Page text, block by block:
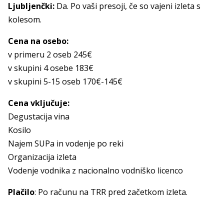
Ljubljenčki: Da. Po vaši presoji, če so vajeni izleta s
kolesom.
Cena na osebo:
v primeru 2 oseb 245€
v skupini 4 osebe 183€
v skupini 5-15 oseb 170€-145€
Cena vključuje:
Degustacija vina
Kosilo
Najem SUPa in vodenje po reki
Organizacija izleta
Vodenje vodnika z nacionalno vodniško licenco
Plačilo: Po računu na TRR pred začetkom izleta.